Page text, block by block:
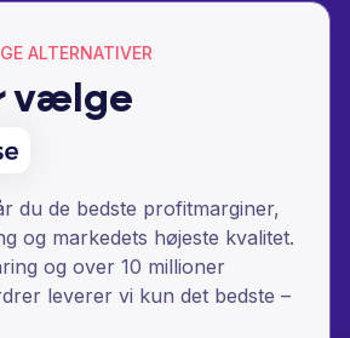
ALTERNATIVER
vælge
du de bedste profitmarginer,
og markedets højeste kvalitet.
og over 10 millioner
leverer vi kun det bedste –